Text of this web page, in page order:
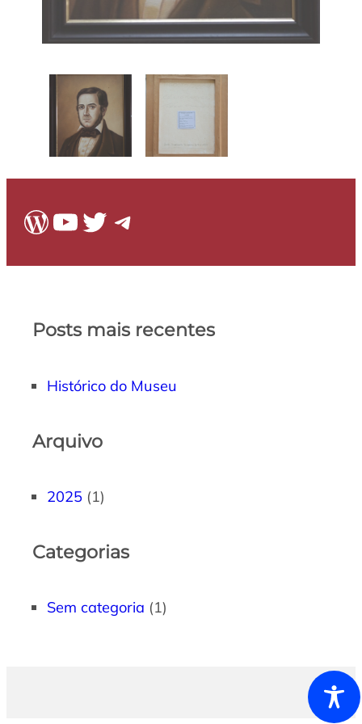
WordPress
Youtube
Twitter
Telegram
Posts mais recentes
Histórico do Museu
Arquivo
2025 (1)
Categorias
Sem categoria (1)